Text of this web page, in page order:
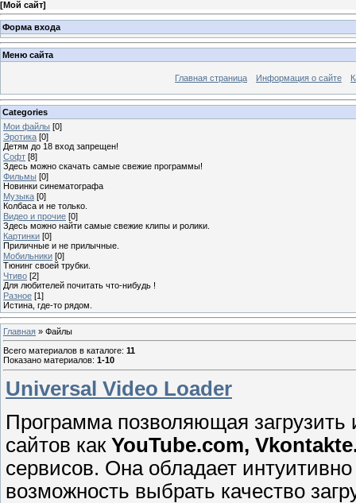
[Мой сайт]
Форма входа
Меню сайта
Главная страница Информация о сайте
Categories
Мои файлы [0]
Эротика [0]
Детям до 18 вход запрещен!
Софт [8]
Здесь можно скачать самые свежие программы!
Фильмы [0]
Новинки синематографа
Музыка [0]
Колбаса и не только.
Видео и прочие [0]
Здесь можно найти самые свежие клипы и ролики.
Картинки [0]
Приличные и не прилычные.
Мобильники [0]
Тюнинг своей трубки.
Чтиво [2]
Для любителей почитать что-нибудь !
Разное [1]
Истина, где-то рядом.
Главная » Файлы
Всего материалов в каталоге: 11
Показано материалов: 1-10
Universal Video Loader
Программа позволяющая загрузить
сайтов как YouTube.com,
сервисов. Она обладает
возможность выбрать качество